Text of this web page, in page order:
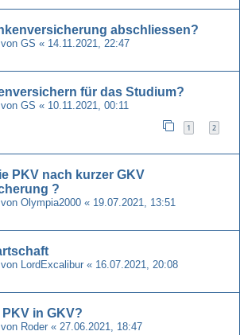
abschliessen?
GS « 14.11.2021, 22:47
für das Studium?
GS « 10.11.2021, 00:11
1 2
PKV nach kurzer GKV
?
Olympia2000 « 19.07.2021, 13:51
LordExcalibur « 16.07.2021, 20:08
in GKV?
Roder « 27.06.2021, 18:47